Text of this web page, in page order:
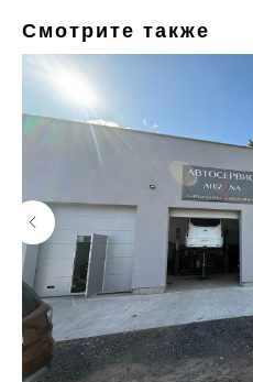
Смотрите также